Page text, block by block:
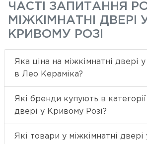
ЧАСТІ ЗАПИТАННЯ
МІЖКІМНАТНІ ДВЕРІ
КРИВОМУ РОЗІ
Яка ціна на міжкімнатні двері
в Лео Кераміка?
Які бренди купують в категорії
двері у Кривому Розі?
Які товари у міжкімнатні